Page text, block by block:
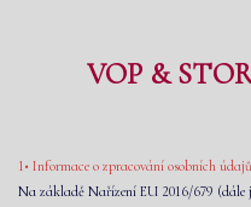
VOP &
1• Informace o zpracování osobních
Na základě Nařízení EU 2016/679 (dále